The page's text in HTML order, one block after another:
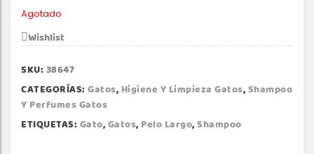
Agotado
Wishlist
SKU: 38647
CATEGORÍAS: Gatos, Higiene Y Limpieza Gatos,Shampoo
Y Perfumes Gatos
ETIQUETAS: Gato,Gatos, Pelo Largo,Shampoo